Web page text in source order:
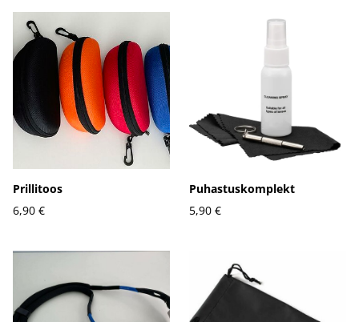
Prillitoos
6,90 €
Puhastuskomplekt
5,90 €